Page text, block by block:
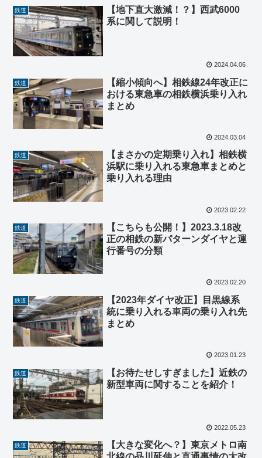
鉄道
【地下直大激減！？】西武6000
系に関して説明！
2024.04.06
鉄道
【縮小傾向へ】相鉄線24年改正に
おける東急車の相鉄横浜乗り入れ
まとめ
2024.03.04
鉄道
【まさかの定期乗り入れ】相鉄横
浜駅に乗り入れる東急車まとめと
乗り入れる理由
2023.02.22
鉄道
【こちらも公開！】2023.3.18改
正の相鉄の新パターンダイヤと運
行番号の分類
2023.02.20
鉄道
【2023年ダイヤ改正】目黒線系
統に乗り入れる車両の乗り入れ先
まとめ
2023.01.23
鉄道
【お待たせしすぎました】近鉄の
新型車両に関することを紹介！
2022.05.23
鉄道
【大きな変化へ？】東京メトロ南